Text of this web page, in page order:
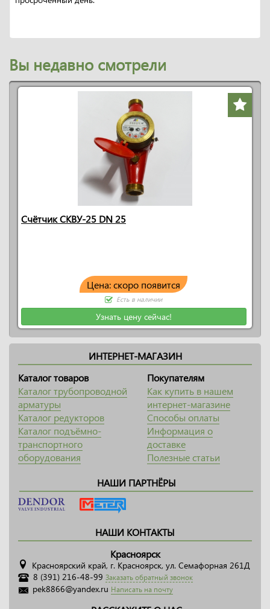
Вы недавно смотрели
Счётчик СКВУ-25 DN 25
Цена: скоро появится
Есть в наличии
Узнать цену сейчас!
ИНТЕРНЕТ-МАГАЗИН
Каталог товаров
Каталог трубопроводной
арматуры
Каталог редукторов
Каталог подъёмно-
транспортного
оборудования
Покупателям
Как купить в нашем
интернет-магазине
Способы оплаты
Информация о
доставке
Полезные статьи
НАШИ ПАРТНЁРЫ
НАШИ КОНТАКТЫ
Красноярск
Красноярский край, г. Красноярск, ул. Семафорная 261Д
8 (391) 216-48-99 Заказать обратный звонок
pek8866@yandex.ru Написать на почту